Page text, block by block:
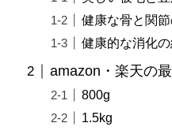
健康な骨と関
健康的な消化
amazon・楽天の
800g
1.5kg